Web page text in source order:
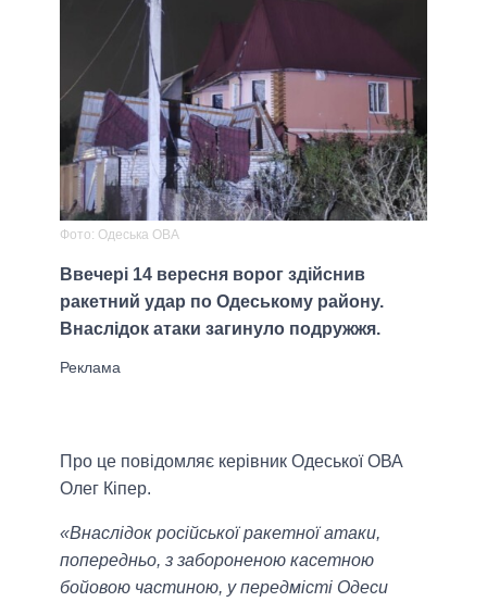
Фото: Одеська ОВА
Ввечері 14 вересня ворог здійснив
ракетний удар по Одеському району.
Внаслідок атаки загинуло подружжя.
Про це повідомляє керівник Одеської ОВА
Олег Кіпер.
«Внаслідок російської ракетної атаки,
попередньо, з забороненою касетною
бойовою частиною, у передмісті Одеси